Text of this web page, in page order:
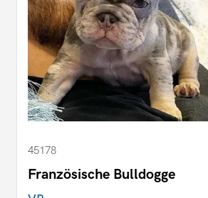
45178
Französische Bulldogge